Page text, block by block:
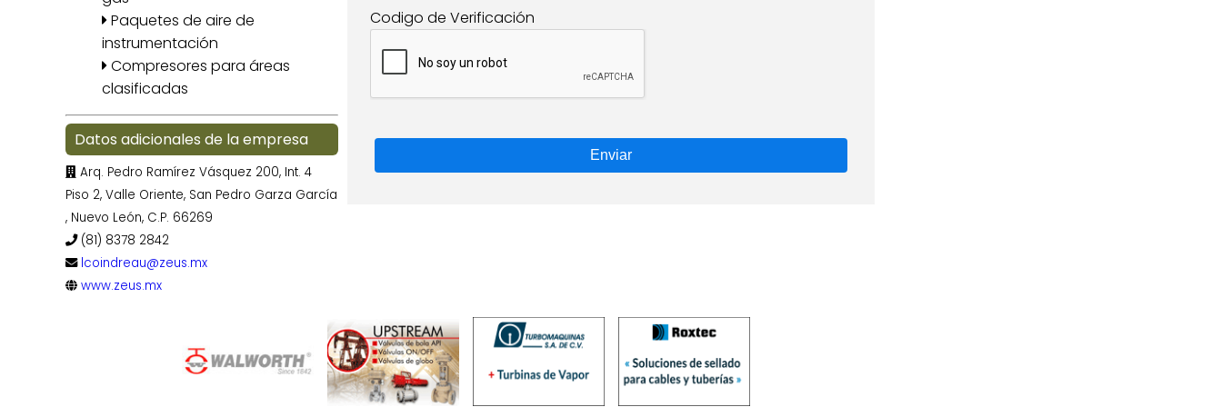
Paquetes de aire de
instrumentación
Compresores para áreas
clasificadas
Datos adicionales de la empresa
Arq. Pedro Ramírez Vásquez 200, Int. 4
Piso 2, Valle Oriente, San Pedro Garza García
, Nuevo León, C.P. 66269
(81) 8378 2842
lcoindreau@zeus.mx
www.zeus.mx
Codigo de Verificación
Enviar